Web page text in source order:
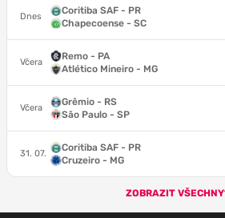
Dnes
Coritiba SAF - PR
Chapecoense - SC
Včera
Remo - PA
Atlético Mineiro - MG
Včera
Grêmio - RS
São Paulo - SP
31. 07.
Coritiba SAF - PR
Cruzeiro - MG
ZOBRAZIT VŠECHNY